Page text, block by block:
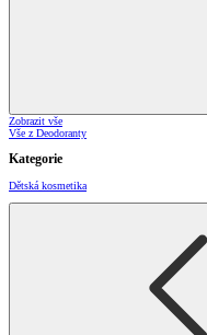
Zobrazit vše
Vše z Deodoranty
Kategorie
Dětská kosmetika